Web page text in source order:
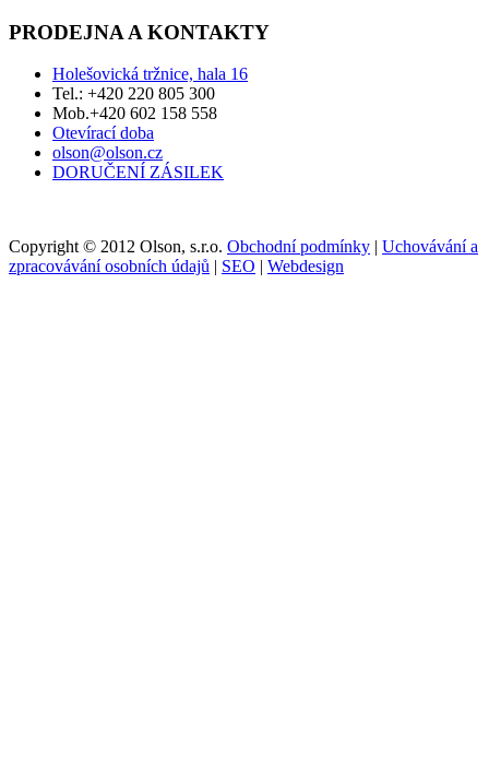
PRODEJNA A KONTAKTY
Holešovická tržnice, hala 16
Tel.: +420 220 805 300
Mob.+420 602 158 558
Otevírací doba
olson@olson.cz
DORUČENÍ ZÁSILEK
Copyright © 2012 Olson, s.r.o. Obchodní podmínky | Uchovávání a
zpracovávání osobních údajů | SEO | Webdesign